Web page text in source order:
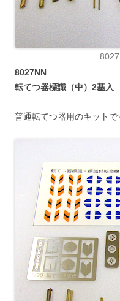
8027NN
転てつ器標識（中）2基
普通転てつ器用のキットで